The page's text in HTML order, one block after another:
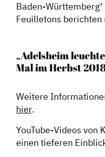
Baden-
Feuilletons
„Adelsheim
Mal im Herbst
Weitere
hier.
YouTube-Videos von
einen tieferen